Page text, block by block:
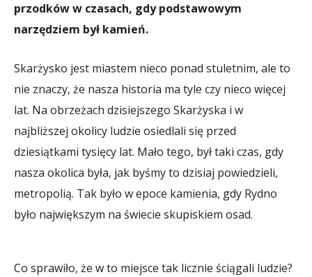
przodków w czasach, gdy podstawowym
narzędziem był kamień.
Skarżysko jest miastem nieco ponad stuletnim, ale to
nie znaczy, że nasza historia ma tyle czy nieco więcej
lat. Na obrzeżach dzisiejszego Skarżyska i w
najbliższej okolicy ludzie osiedlali się przed
dziesiątkami tysięcy lat. Mało tego, był taki czas, gdy
nasza okolica była, jak byśmy to dzisiaj powiedzieli,
metropolią. Tak było w epoce kamienia, gdy Rydno
było największym na świecie skupiskiem osad.
Co sprawiło, że w to miejsce tak licznie ściągali ludzie?